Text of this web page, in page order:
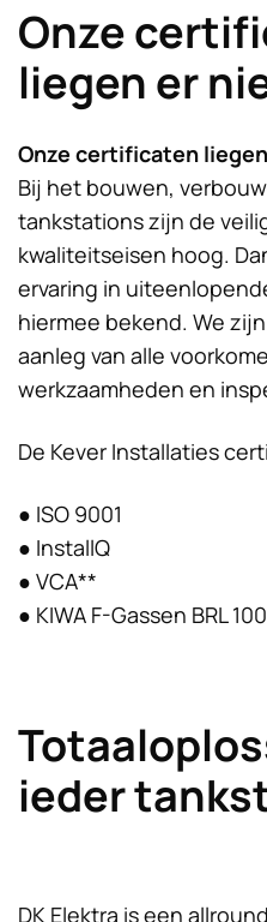
Onze
liegen er
Onze certificaten
Bij het bouwen,
tankstations zijn de
kwaliteitseisen hoog.
ervaring in
hiermee bekend. We zijn
aanleg van alle
werkzaamheden en
De Kever Installaties
● ISO 9001
● InstallQ
● VCA**
● KIWA F-Gassen BRL 100
ieder
DK Elektra is een